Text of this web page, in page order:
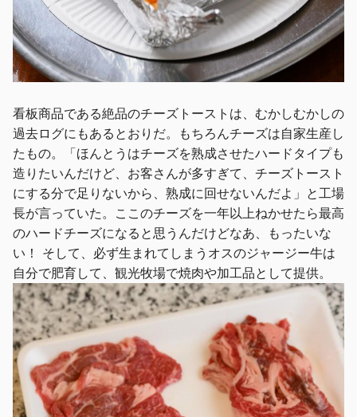
看板商品である絶品のチーズトーストは、むかしむかしの
過去ログにもあるとおりだ。もちろんチーズは自家生産し
たもの。「ほんとうはチーズを熟成させたハードタイプも
造りたいんだけど、お客さんが多すぎて、チーズトースト
にする分で足りないから、熟成に回せないんだよ」と工場
長が言っていた。ここのチーズを一年以上ねかせたら最高
のハードチーズになると思うんだけどなあ、もったいな
い！ そして、必ず生まれてしまうオスのジャージー牛は
自分で肥育して、観光牧場で焼肉や加工品として提供。